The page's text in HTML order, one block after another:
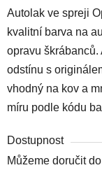
Autolak ve spreji
kvalitní barva na
opravu
odstínu s
vhodný na kov a
míru podle kódu
Dostupnost
Můžeme doručit